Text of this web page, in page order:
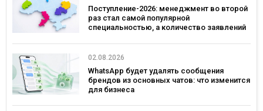
Поступление-2026: менеджмент во второй
раз стал самой популярной
специальностью, а количество заявлений
02.08.2026
WhatsApp будет удалять сообщения
брендов из основных чатов: что изменится
для бизнеса